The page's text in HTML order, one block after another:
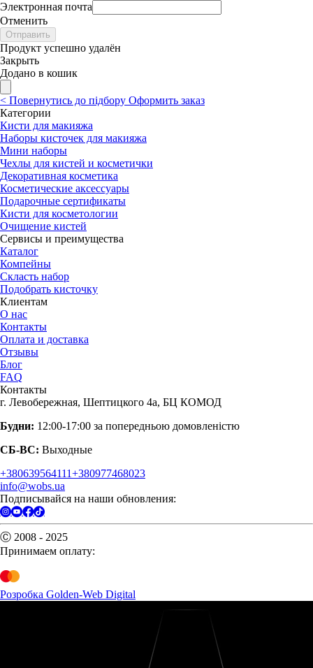
Электронная почта
Отменить
Отправить
Продукт успешно удалён
Закрыть
Додано в кошик
< Повернутись до підбору Оформить заказ
Категории
Кисти для макияжа
Наборы кисточек для макияжа
Мини наборы
Чехлы для кистей и косметички
Декоративная косметика
Косметические аксессуары
Подарочные сертификаты
Кисти для косметологии
Очищение кистей
Сервисы и преимущества
Каталог
Компейны
Скласть набор
Подобрать кисточку
Клиентам
О нас
Контакты
Оплата и доставка
Отзывы
Блог
FAQ
Контакты
г. Левобережная, Шептицкого 4а, БЦ КОМОД
Будни: 12:00-17:00 за попередньою домовленістю
СБ-ВС: Выходные
+380639564111+380977468023
info@wobs.ua
Подписывайся на наши обновления:
Ⓒ 2008 - 2025
Принимаем оплату:
Розробка Golden-Web Digital